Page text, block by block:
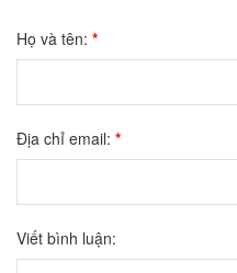
Họ và tên: *
Địa chỉ email: *
Viết bình luận: